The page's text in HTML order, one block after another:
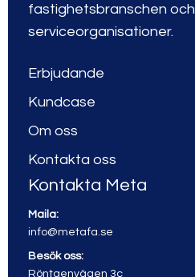
fastighetsbranschen och
serviceorganisationer.
Erbjudande
Kundcase
Om oss
Kontakta oss
Kontakta Meta
Maila:
info@metafa.se
Besök oss:
Röntgenvägen 3c